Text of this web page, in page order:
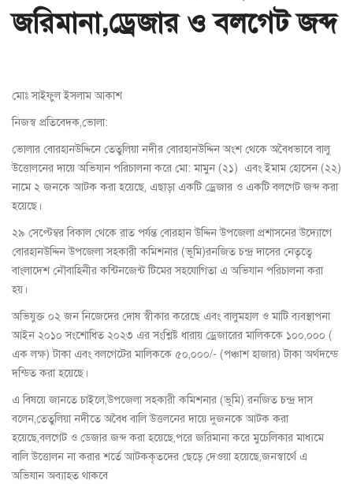
জরিমানা,ড্রেজার ও বলগেট জব্দ
মোঃ সাইফুল ইসলাম আকাশ
নিজস্ব প্রতিবেদক,ভোলা:
ভোলার বোরহানউদ্দিনে তেতুলিয়া নদীর বোরহানউদ্দিন অংশ থেকে অবৈধভাবে বালু
উত্তোলনের দায়ে অভিযান পরিচালনা করে মো: মামুন (২১) এবং ইমাম হোসেন (২২)
নামে ২ জনকে আটক করা হয়েছে, এছাড়া একটি ড্রেজার ও একটি বলগেট জব্দ করা
হয়েছে।
২৯ সেপ্টেম্বর বিকাল থেকে রাত পর্যন্ত বোরহান উদ্দিন উপজেলা প্রশাসনের উদ্যোগে
বোরহানউদ্দিন উপজেলা সহকারী কমিশনার (ভূমি)রনজিত চন্দ্র দাসের নেতৃত্বে
বাংলাদেশ নৌবাহিনীর কন্টিনজেন্ট টিমের সহযোগিতা এ অভিযান পরিচালনা করা
হয়।
অভিযুক্ত ০২ জন নিজেদের দোষ স্বীকার করেছে এবং বালুমহাল ও মাটি ব্যবস্থাপনা
আইন ২০১০ সংশোধিত ২০২৩ এর সংশ্লিষ্ট ধারায় ড্রেজারের মালিককে ১০০,০০০ (
এক লক্ষ) টাকা এবং বলগেটের মালিককে ৫০,০০০/- (পঞ্চাশ হাজার) টাকা অর্থদন্ডে
দন্ডিত করা হয়েছে।
এ বিষয়ে জানতে চাইলে,উপজেলা সহকারী কমিশনার (ভূমি) রনজিত চন্দ্র দাস
বলেন,তেতুলিয়া নদীতে অবৈধ বালি উত্তলনের দায়ে দুজনকে আটক করা
হয়েছে,বলগেট ও ডেজার জব্দ করা হয়েছে,পরে জরিমানা করে মুচেলিকার মাধ্যমে
বালি উত্তোলন না করার শর্তে আটককৃতদের ছেড়ে দেওয়া হয়েছে,জনস্বার্থে এ
অভিযান অব্যাহত থাকবে